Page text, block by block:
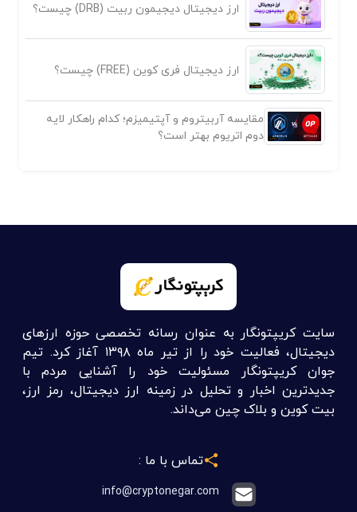
ارز دیجیتال دیجیمون ربیت (DRB) چیست؟
ارز دیجیتال فری کوین (FREE) چیست؟
مقایسه آربیتروم و آپتیمیزم؛ کدام راهکار لایه
دوم اتریوم بهتر است؟
سایت کریپتونگار به عنوان رسانه تخصصی حوزه ارزهای
دیجیتال، فعالیت خود را از تیر ماه ۱۳۹۸ آغاز کرد. تیم
جوان کریپتونگار مسئولیت خود را آشنایی مردم با
جدیدترین اخبار و تحلیل در زمینه ارز دیجیتال، رمز ارز،
بیت کوین و بلاک چین می‌داند.
تماس با ما :
info@cryptonegar.com